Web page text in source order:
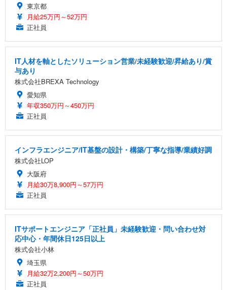
東京都
月給25万円～52万円
正社員
IT人材を軸としたソリューション営業/未経験歓迎/昇給あり/賞
与あり
株式会社BREXA Technology
愛知県
年収350万円～450万円
正社員
インフラエンジニア/IT基盤の設計・構築/丁寧な指導/業績好調
株式会社LOP
大阪府
月給30万8,900円～57万円
正社員
ITサポートエンジニア「正社員」未経験歓迎・問い合わせ対
応中心・年間休日125日以上
株式会社小林
埼玉県
月給32万2,200円～50万円
正社員